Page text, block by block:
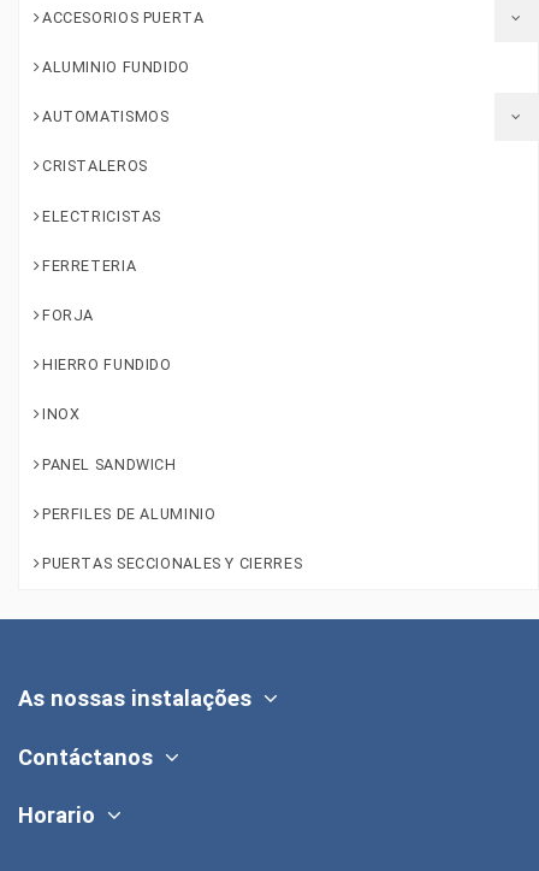
ACCESORIOS PUERTA
ALUMINIO FUNDIDO
AUTOMATISMOS
CRISTALEROS
ELECTRICISTAS
FERRETERIA
FORJA
HIERRO FUNDIDO
INOX
PANEL SANDWICH
PERFILES DE ALUMINIO
PUERTAS SECCIONALES Y CIERRES
As nossas instalações
Contáctanos
Horario